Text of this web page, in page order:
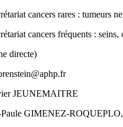
cancers rares : tumeurs
cancers fréquents : seins,
directe)
JEUNEMAITRE
Paule GIMENEZ-